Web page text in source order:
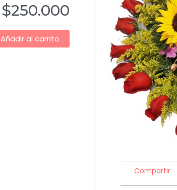
$250.000
Añadir al carrito
Compartir